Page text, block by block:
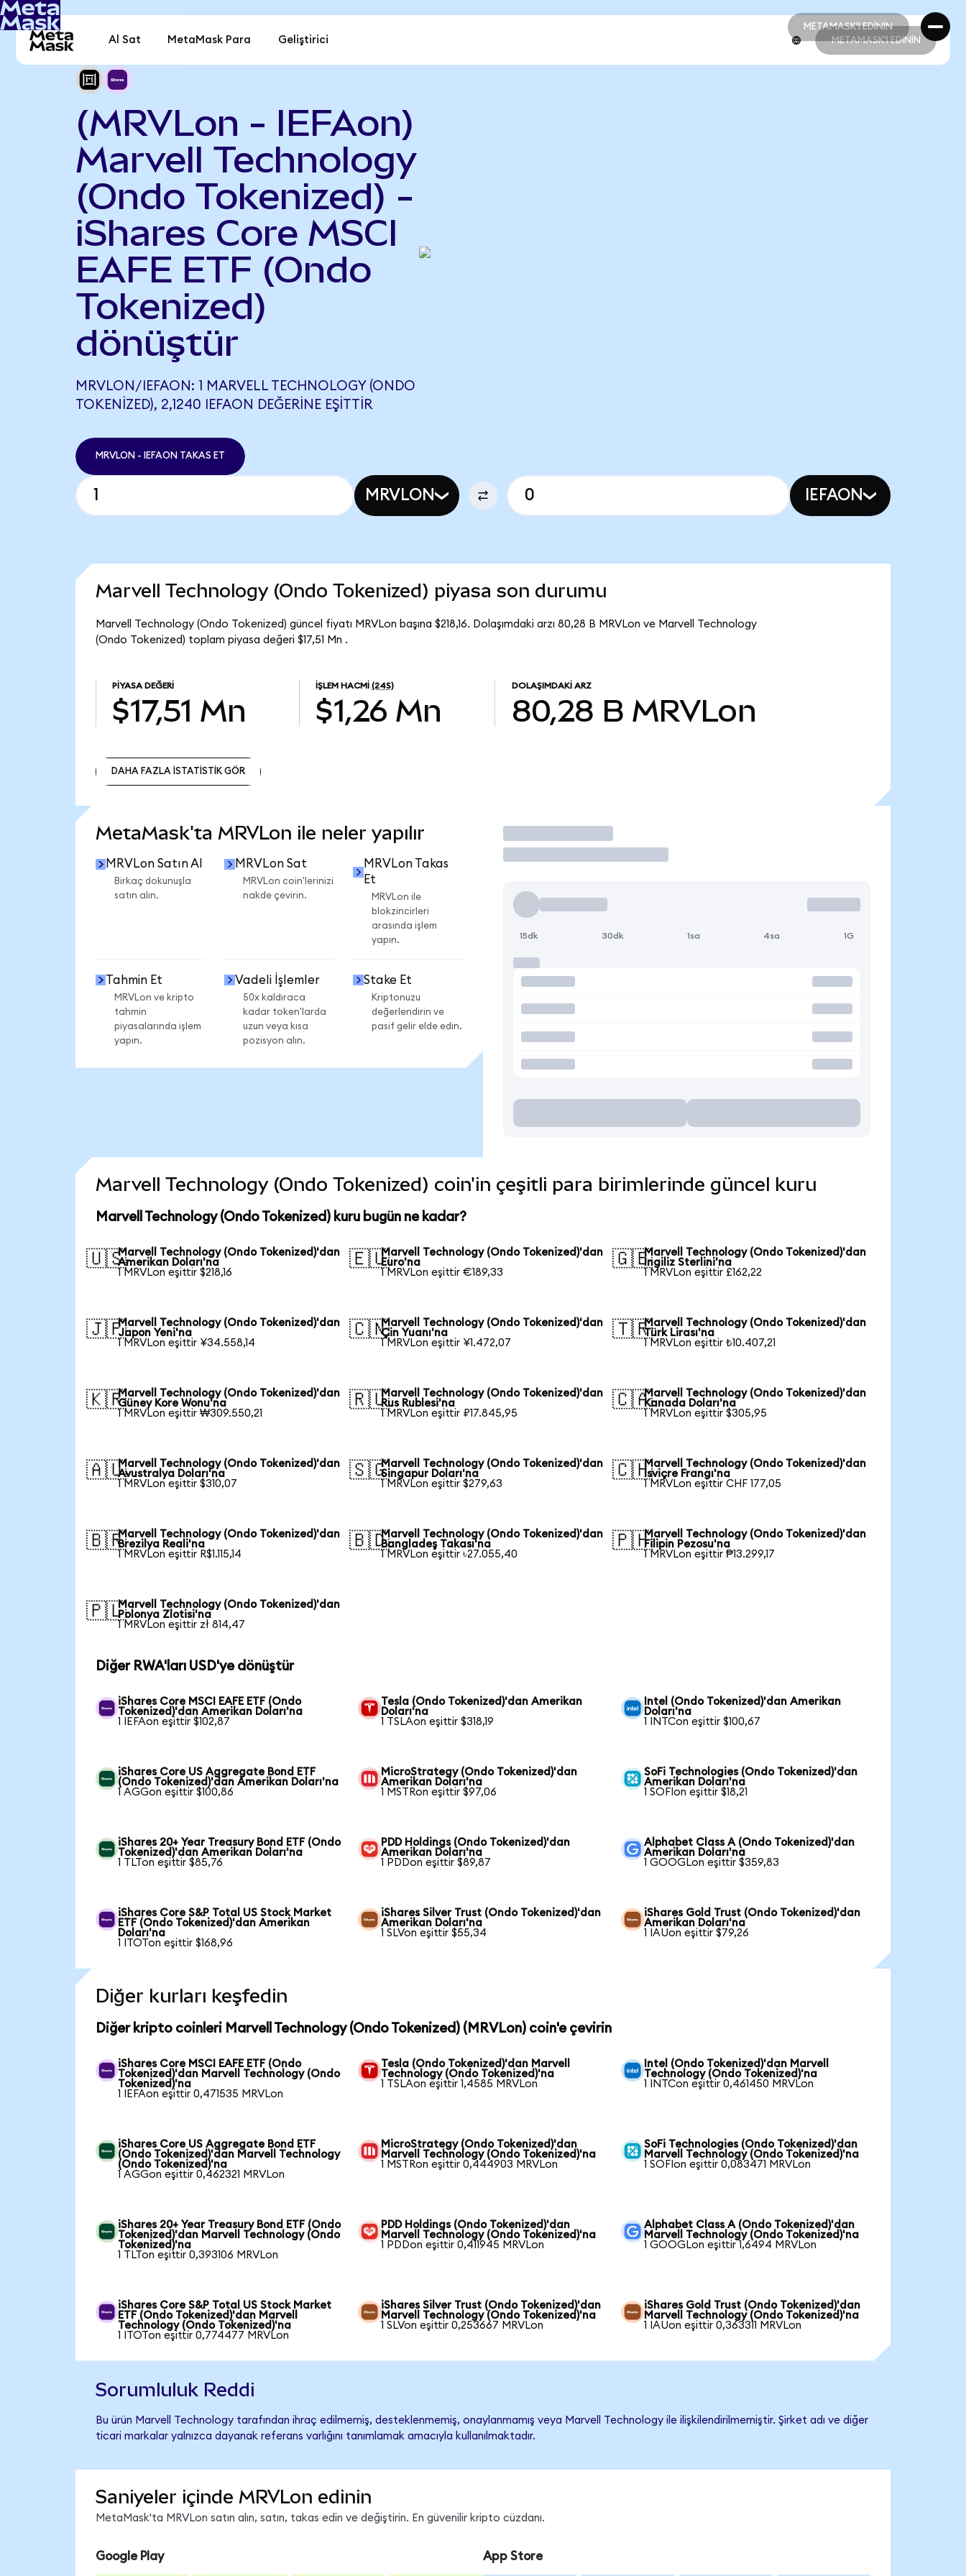
METAMASK'I EDİNİN
METAMASK'I EDİNİN
Al Sat MetaMask Para Geliştirici METAMASK'I EDİNİN
(MRVLon - IEFAon)
Marvell Technology
(Ondo Tokenized) -
iShares Core MSCI
EAFE ETF (Ondo
Tokenized)
dönüştür
MRVLON/IEFAON: 1 MARVELL TECHNOLOGY (ONDO
TOKENIZED), 2,1240 IEFAON DEĞERINE EŞITTIR
MRVLON - IEFAON TAKAS ET
MRVLON IEFAON
Marvell Technology (Ondo Tokenized) piyasa son durumu
Marvell Technology (Ondo Tokenized) güncel fiyatı MRVLon başına $218,16. Dolaşımdaki arzı 80,28 B MRVLon ve Marvell Technology
(Ondo Tokenized) toplam piyasa değeri $17,51 Mn .
PIYASA DEĞERI
$17,51 Mn
İŞLEM HACMI (24S)
$1,26 Mn
DOLAŞIMDAKI ARZ
80,28 B MRVLon
DAHA FAZLA İSTATİSTİK GÖR
MetaMask'ta MRVLon ile neler yapılır
MRVLon Satın Al
Birkaç dokunuşla
satın alın.
MRVLon Sat
MRVLon coin'lerinizi
nakde çevirin.
MRVLon Takas
Et
MRVLon ile
blokzincirleri
arasında işlem
yapın.
Tahmin Et
MRVLon ve kripto
tahmin
piyasalarında işlem
yapın.
Vadeli İşlemler
50x kaldıraca
kadar token'larda
uzun veya kısa
pozisyon alın.
Stake Et
Kriptonuzu
değerlendirin ve
pasif gelir elde edin.
İşlem Yap
15dk 30dk 1sa 4sa 1G
Marvell Technology (Ondo Tokenized) coin'in çeşitli para birimlerinde güncel kuru
Marvell Technology (Ondo Tokenized) kuru bugün ne kadar?
🇺🇸Marvell Technology (Ondo Tokenized)'dan
Amerikan Doları'na
1 MRVLon eşittir $218,16
🇪🇺Marvell Technology (Ondo Tokenized)'dan
Euro'na
1 MRVLon eşittir €189,33
🇬🇧Marvell Technology (Ondo Tokenized)'dan
İngiliz Sterlini'na
1 MRVLon eşittir £162,22
🇯🇵Marvell Technology (Ondo Tokenized)'dan
Japon Yeni'na
1 MRVLon eşittir ¥34.558,14
🇨🇳Marvell Technology (Ondo Tokenized)'dan
Çin Yuanı'na
1 MRVLon eşittir ¥1.472,07
🇹🇷Marvell Technology (Ondo Tokenized)'dan
Türk Lirası'na
1 MRVLon eşittir ₺10.407,21
🇰🇷Marvell Technology (Ondo Tokenized)'dan
Güney Kore Wonu'na
1 MRVLon eşittir ₩309.550,21
🇷🇺Marvell Technology (Ondo Tokenized)'dan
Rus Rublesi'na
1 MRVLon eşittir ₽17.845,95
🇨🇦Marvell Technology (Ondo Tokenized)'dan
Kanada Doları'na
1 MRVLon eşittir $305,95
🇦🇺Marvell Technology (Ondo Tokenized)'dan
Avustralya Doları'na
1 MRVLon eşittir $310,07
🇸🇬Marvell Technology (Ondo Tokenized)'dan
Singapur Doları'na
1 MRVLon eşittir $279,63
🇨🇭Marvell Technology (Ondo Tokenized)'dan
İsviçre Frangı'na
1 MRVLon eşittir CHF 177,05
🇧🇷Marvell Technology (Ondo Tokenized)'dan
Brezilya Reali'na
1 MRVLon eşittir R$1.115,14
🇧🇩Marvell Technology (Ondo Tokenized)'dan
Bangladeş Takası'na
1 MRVLon eşittir ৳27.055,40
🇵🇭Marvell Technology (Ondo Tokenized)'dan
Filipin Pezosu'na
1 MRVLon eşittir ₱13.299,17
🇵🇱Marvell Technology (Ondo Tokenized)'dan
Polonya Zlotisi'na
1 MRVLon eşittir zł 814,47
Diğer RWA'ları USD'ye dönüştür
iShares Core MSCI EAFE ETF (Ondo
Tokenized)'dan Amerikan Doları'na
1 IEFAon eşittir $102,87
Tesla (Ondo Tokenized)'dan Amerikan
Doları'na
1 TSLAon eşittir $318,19
Intel (Ondo Tokenized)'dan Amerikan
Doları'na
1 INTCon eşittir $100,67
iShares Core US Aggregate Bond ETF
(Ondo Tokenized)'dan Amerikan Doları'na
1 AGGon eşittir $100,86
MicroStrategy (Ondo Tokenized)'dan
Amerikan Doları'na
1 MSTRon eşittir $97,06
SoFi Technologies (Ondo Tokenized)'dan
Amerikan Doları'na
1 SOFIon eşittir $18,21
iShares 20+ Year Treasury Bond ETF (Ondo
Tokenized)'dan Amerikan Doları'na
1 TLTon eşittir $85,76
PDD Holdings (Ondo Tokenized)'dan
Amerikan Doları'na
1 PDDon eşittir $89,87
Alphabet Class A (Ondo Tokenized)'dan
Amerikan Doları'na
1 GOOGLon eşittir $359,83
iShares Core S&P Total US Stock Market
ETF (Ondo Tokenized)'dan Amerikan
Doları'na
1 ITOTon eşittir $168,96
iShares Silver Trust (Ondo Tokenized)'dan
Amerikan Doları'na
1 SLVon eşittir $55,34
iShares Gold Trust (Ondo Tokenized)'dan
Amerikan Doları'na
1 IAUon eşittir $79,26
Diğer kurları keşfedin
Diğer kripto coinleri Marvell Technology (Ondo Tokenized) (MRVLon) coin'e çevirin
iShares Core MSCI EAFE ETF (Ondo
Tokenized)'dan Marvell Technology (Ondo
Tokenized)'na
1 IEFAon eşittir 0,471535 MRVLon
Tesla (Ondo Tokenized)'dan Marvell
Technology (Ondo Tokenized)'na
1 TSLAon eşittir 1,4585 MRVLon
Intel (Ondo Tokenized)'dan Marvell
Technology (Ondo Tokenized)'na
1 INTCon eşittir 0,461450 MRVLon
iShares Core US Aggregate Bond ETF
(Ondo Tokenized)'dan Marvell Technology
(Ondo Tokenized)'na
1 AGGon eşittir 0,462321 MRVLon
MicroStrategy (Ondo Tokenized)'dan
Marvell Technology (Ondo Tokenized)'na
1 MSTRon eşittir 0,444903 MRVLon
SoFi Technologies (Ondo Tokenized)'dan
Marvell Technology (Ondo Tokenized)'na
1 SOFIon eşittir 0,083471 MRVLon
iShares 20+ Year Treasury Bond ETF (Ondo
Tokenized)'dan Marvell Technology (Ondo
Tokenized)'na
1 TLTon eşittir 0,393106 MRVLon
PDD Holdings (Ondo Tokenized)'dan
Marvell Technology (Ondo Tokenized)'na
1 PDDon eşittir 0,411945 MRVLon
Alphabet Class A (Ondo Tokenized)'dan
Marvell Technology (Ondo Tokenized)'na
1 GOOGLon eşittir 1,6494 MRVLon
iShares Core S&P Total US Stock Market
ETF (Ondo Tokenized)'dan Marvell
Technology (Ondo Tokenized)'na
1 ITOTon eşittir 0,774477 MRVLon
iShares Silver Trust (Ondo Tokenized)'dan
Marvell Technology (Ondo Tokenized)'na
1 SLVon eşittir 0,253667 MRVLon
iShares Gold Trust (Ondo Tokenized)'dan
Marvell Technology (Ondo Tokenized)'na
1 IAUon eşittir 0,363311 MRVLon
Sorumluluk Reddi
Bu ürün Marvell Technology tarafından ihraç edilmemiş, desteklenmemiş, onaylanmamış veya Marvell Technology ile ilişkilendirilmemiştir. Şirket adı ve diğer
ticari markalar yalnızca dayanak referans varlığını tanımlamak amacıyla kullanılmaktadır.
Saniyeler içinde MRVLon edinin
MetaMask'ta MRVLon satın alın, satın, takas edin ve değiştirin. En güvenilir kripto cüzdanı.
Google Play App Store